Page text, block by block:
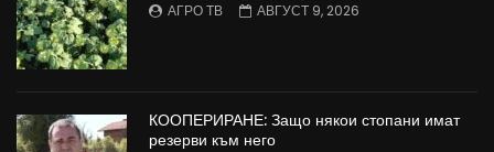
АГРО ТВ АВГУСТ 9, 2026
КООПЕРИРАНЕ: Защо някои стопани имат
резерви към него